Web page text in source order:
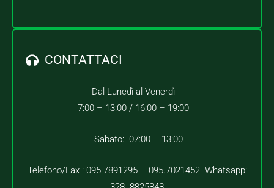
CONTATTACI
Dal Lunedì al Venerdì
7:00 – 13:00 / 16:00 – 19:00
Sabato: 07:00 – 13:00
Telefono/Fax : 095.7891295 – 095.7021452 Whatsapp: